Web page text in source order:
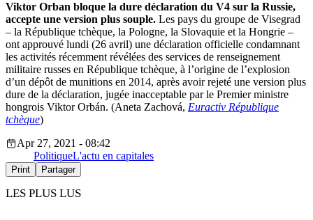
Viktor Orban bloque la dure déclaration du V4 sur la Russie,
accepte une version plus souple. Les pays du groupe de Visegrad
– la République tchèque, la Pologne, la Slovaquie et la Hongrie –
ont approuvé lundi (26 avril) une déclaration officielle condamnant
les activités récemment révélées des services de renseignement
militaire russes en République tchèque, à l’origine de l’explosion
d’un dépôt de munitions en 2014, après avoir rejeté une version plus
dure de la déclaration, jugée inacceptable par le Premier ministre
hongrois Viktor Orbán. (Aneta Zachová, Euractiv République
tchèque)
Apr 27, 2021 - 08:42
PolitiqueL'actu en capitales
Print Partager
LES PLUS LUS